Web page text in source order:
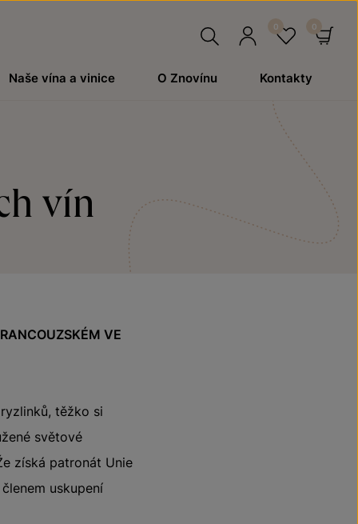
Naše vína a vinice O Znovínu Kontakty
vín
VE
těžko si
světové
získá patronát Unie
uskupení